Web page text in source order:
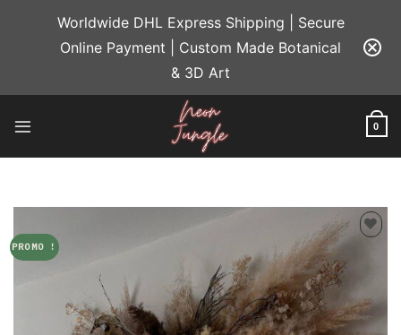
Worldwide DHL Express Shipping | Secure
Online Payment | Custom Made Botanical
& 3D Art
0
PROMO !
Add to
wishlist